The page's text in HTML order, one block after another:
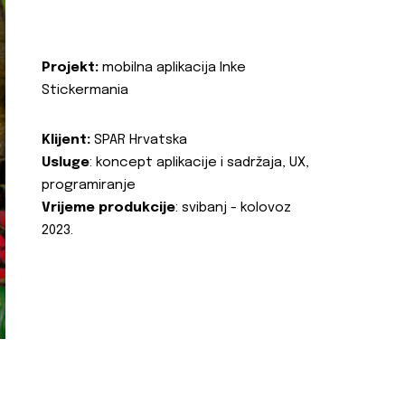
Projekt: mobilna aplikacija Inke
Stickermania
Klijent: SPAR Hrvatska
Usluge: koncept aplikacije i sadržaja, UX,
programiranje
Vrijeme produkcije: svibanj - kolovoz
2023.